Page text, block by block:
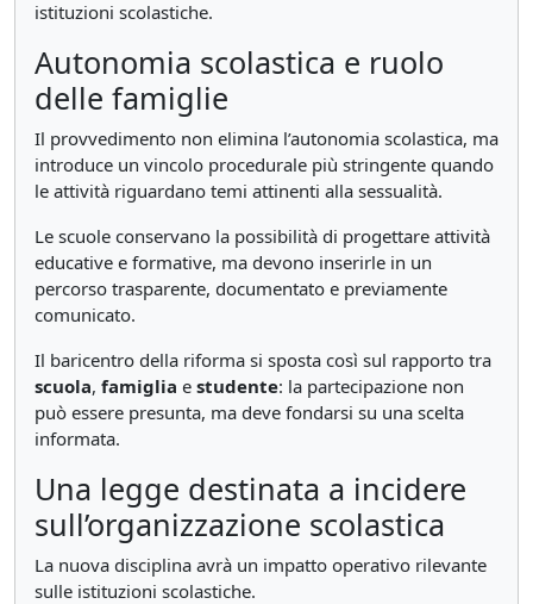
istituzioni scolastiche.
Autonomia scolastica e ruolo
delle famiglie
Il provvedimento non elimina l’autonomia scolastica, ma
introduce un vincolo procedurale più stringente quando
le attività riguardano temi attinenti alla sessualità.
Le scuole conservano la possibilità di progettare attività
educative e formative, ma devono inserirle in un
percorso trasparente, documentato e previamente
comunicato.
Il baricentro della riforma si sposta così sul rapporto tra
scuola, famiglia e studente: la partecipazione non
può essere presunta, ma deve fondarsi su una scelta
informata.
Una legge destinata a incidere
sull’organizzazione scolastica
La nuova disciplina avrà un impatto operativo rilevante
sulle istituzioni scolastiche.